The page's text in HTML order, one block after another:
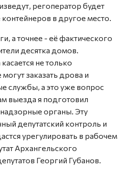
регоператор будет
контейнеров в другое место.
а точнее - её фактического
десятка домов.
не только
заказать дрова и
службы, а это уже вопрос
выезда я подготовил
органы. Эту
депутатский контроль и
урегулировать в рабочем
Архангельского
Георгий Губанов.